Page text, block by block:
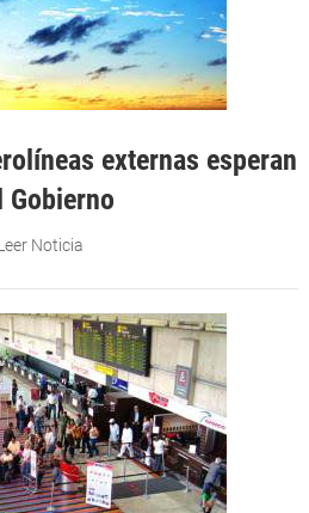
externas esperan
Noticia